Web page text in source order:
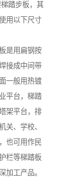
踏步板，其
用以下尺寸
是用扁钢按
接成中间带
一般用热镀
平台，梯踏
架平台，排
关、学校、
也可用作民
栏等梯踏板
加工产品。